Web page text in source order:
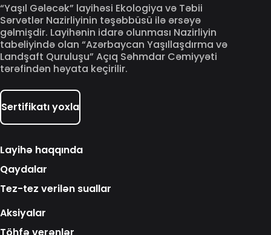
“Yaşıl Gələcək” layihəsi Ekologiya və Təbii
Sərvətlər Nazirliyinin təşəbbüsü ilə ərsəyə
gəlmişdir. Layihənin idarə olunması Nazirliyin
tabeliyində olan “Azərbaycan Yaşıllaşdırma və
Landşaft Quruluşu” Açıq Səhmdar Cəmiyyəti
tərəfindən həyata keçirilir.
Sertifikatı yoxla
Layihə haqqında
Qaydalar
Tez-tez verilən suallar
Aksiyalar
Töhfə verənlər